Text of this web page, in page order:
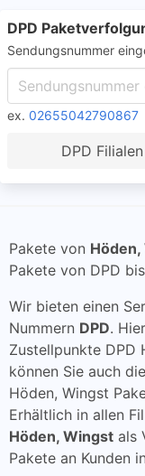
DPD
Sendungsnummer
ex. 02655042790867
DPD
Pakete von
Pakete von DPD bis
Wir bieten einen
Nummern DPD.
Zustellpunkte DPD
können Sie auch
Höden, Wingst
Erhältlich in allen
Höden, Wingst als
Pakete an Kunden